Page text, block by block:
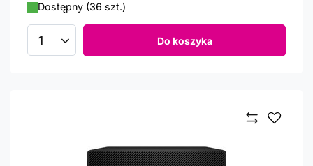
Dostępny (36 szt.)
Ilość produktów Do koszyka